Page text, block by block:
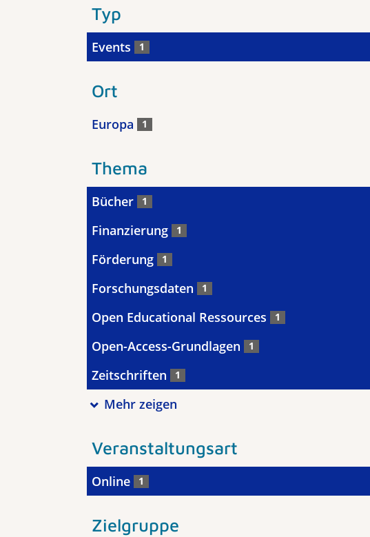
Typ
Events 1
Ort
Europa 1
Thema
Bücher 1
Finanzierung 1
Förderung 1
Forschungsdaten 1
Open Educational Ressources 1
Open-Access-Grundlagen 1
Zeitschriften 1
Mehr zeigen
Veranstaltungsart
Online 1
Zielgruppe